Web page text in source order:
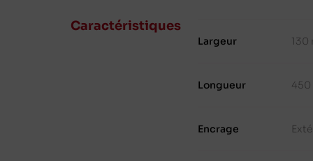
Caractéristiques
Largeur 130
Longueur 450
Encrage